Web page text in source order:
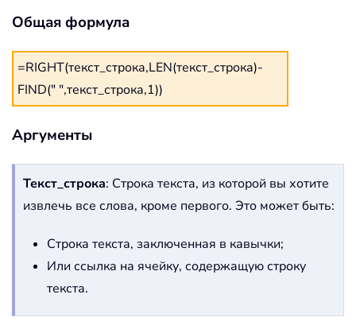
Общая формула
=RIGHT(текст_строка,LEN(текст_строка)-
FIND(" ",текст_строка,1))
Аргументы
Текст_строка: Строка текста, из которой вы хотите
извлечь все слова, кроме первого. Это может быть:
Строка текста, заключенная в кавычки;
Или ссылка на ячейку, содержащую строку
текста.